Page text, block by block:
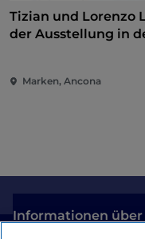
Tizian und Lorenzo
der Ausstellung in
Marken, Ancona
Informationen über